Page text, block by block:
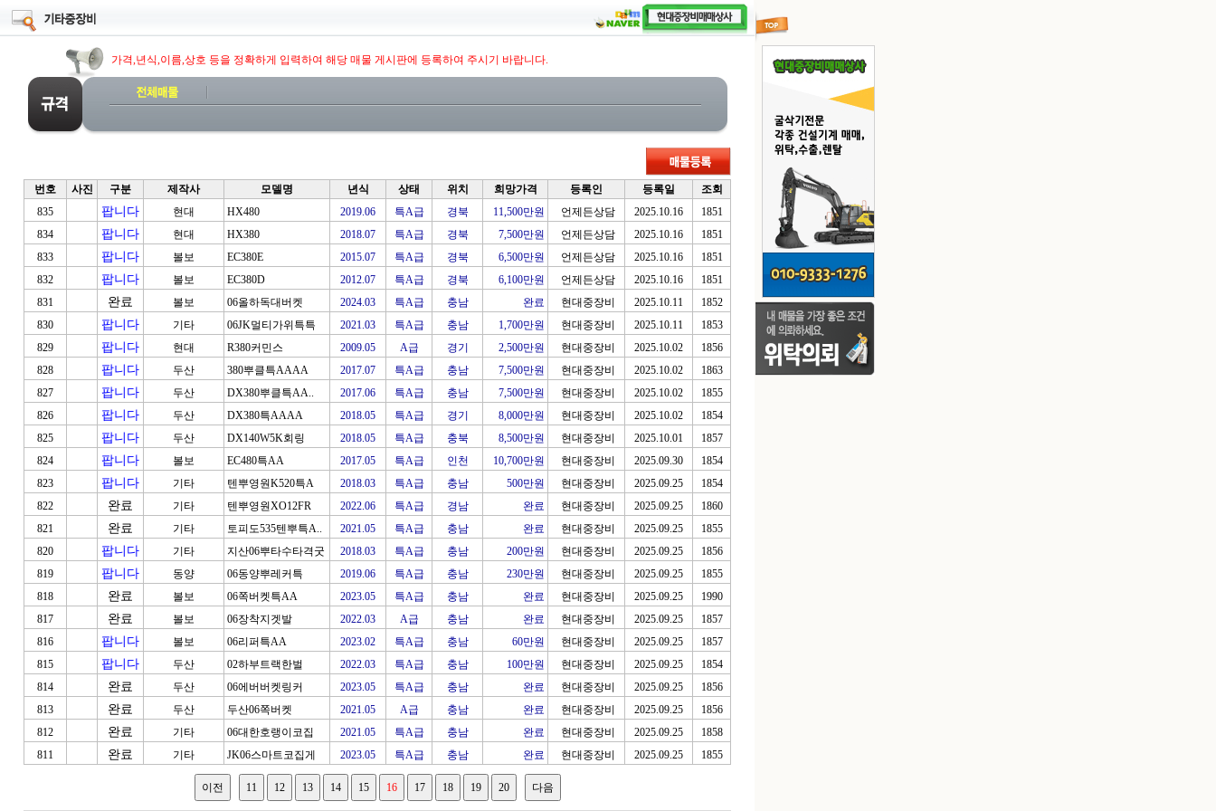
가격,년식,이름,상호 등을 정확하게 입력하여 해당 매물 게시판에 등록하여 주시기 바랍니다.
번호 사진 구분 제작사 모델명 년식 상태 위치 희망가격 등록인 등록일
조회
835
팝니다 현대 HX480 2019.06 특A급 경북 11,500만원 언제든상담 2025.10.16
1851
834
팝니다 현대 HX380 2018.07 특A급 경북 7,500만원 언제든상담 2025.10.16
1851
833
팝니다 볼보 EC380E 2015.07 특A급 경북 6,500만원 언제든상담 2025.10.16
1851
832
팝니다 볼보 EC380D 2012.07 특A급 경북 6,100만원 언제든상담 2025.10.16
1851
831
완료 볼보 06올하독대버켓 2024.03 특A급 충남 완료 현대중장비 2025.10.11
1852
830
팝니다 기타 06JK멀티가위특특 2021.03 특A급 충남 1,700만원 현대중장비 2025.10.11
1853
829
팝니다 현대 R380커민스 2009.05 A급 경기 2,500만원 현대중장비 2025.10.02
1856
828
팝니다 두산 380뿌클특AAAA 2017.07 특A급 충남 7,500만원 현대중장비 2025.10.02
1863
827
팝니다 두산 DX380뿌클특AA.. 2017.06 특A급 충남 7,500만원 현대중장비 2025.10.02
1855
826
팝니다 두산 DX380특AAAA 2018.05 특A급 경기 8,000만원 현대중장비 2025.10.02
1854
825
팝니다 두산 DX140W5K회링 2018.05 특A급 충북 8,500만원 현대중장비 2025.10.01
1857
824
팝니다 볼보 EC480특AA 2017.05 특A급 인천 10,700만원 현대중장비 2025.09.30
1854
823
팝니다 기타 텐뿌영원K520특A 2018.03 특A급 충남 500만원 현대중장비 2025.09.25
1854
822
완료 기타 텐뿌영원XO12FR 2022.06 특A급 경남 완료 현대중장비 2025.09.25
1860
821
완료 기타 토피도535텐뿌특A.. 2021.05 특A급 충남 완료 현대중장비 2025.09.25
1855
820
팝니다 기타 지산06뿌타수타격굿 2018.03 특A급 충남 200만원 현대중장비 2025.09.25
1856
819
팝니다 동양 06동양뿌레커특 2019.06 특A급 충남 230만원 현대중장비 2025.09.25
1855
818
완료 볼보 06쪽버켓특AA 2023.05 특A급 충남 완료 현대중장비 2025.09.25
1990
817
완료 볼보 06장착지겟발 2022.03 A급 충남 완료 현대중장비 2025.09.25
1857
816
팝니다 볼보 06리퍼특AA 2023.02 특A급 충남 60만원 현대중장비 2025.09.25
1857
815
팝니다 두산 02하부트랙한벌 2022.03 특A급 충남 100만원 현대중장비 2025.09.25
1854
814
완료 두산 06에버버켓링커 2023.05 특A급 충남 완료 현대중장비 2025.09.25
1856
813
완료 두산 두산06쪽버켓 2021.05 A급 충남 완료 현대중장비 2025.09.25
1856
812
완료 기타 06대한호랭이코집 2021.05 특A급 충남 완료 현대중장비 2025.09.25
1858
811
완료 기타 JK06스마트코집게 2023.05 특A급 충남 완료 현대중장비 2025.09.25 1855